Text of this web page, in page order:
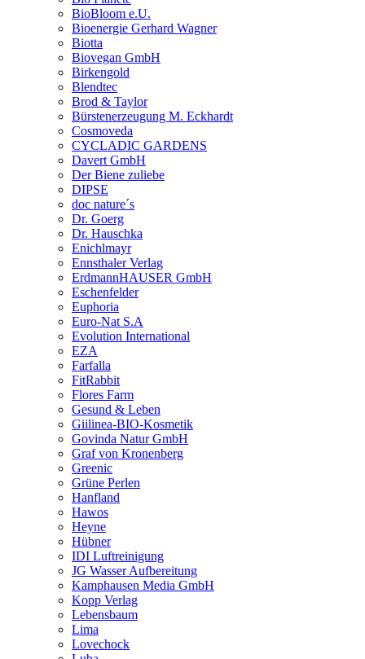
BioBloom e.U.
Bioenergie Gerhard Wagner
Biotta
Biovegan GmbH
Birkengold
Blendtec
Brod & Taylor
Bürstenerzeugung M. Eckhardt
Cosmoveda
CYCLADIC GARDENS
Davert GmbH
Der Biene zuliebe
DIPSE
doc nature´s
Dr. Goerg
Dr. Hauschka
Enichlmayr
Ennsthaler Verlag
ErdmannHAUSER GmbH
Eschenfelder
Euphoria
Euro-Nat S.A
Evolution International
EZA
Farfalla
FitRabbit
Flores Farm
Gesund & Leben
Giilinea-BIO-Kosmetik
Govinda Natur GmbH
Graf von Kronenberg
Greenic
Grüne Perlen
Hanfland
Hawos
Heyne
Hübner
IDI Luftreinigung
JG Wasser Aufbereitung
Kamphausen Media GmbH
Kopp Verlag
Lebensbaum
Lima
Lovechock